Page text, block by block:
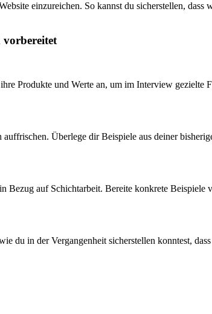
einzureichen. So kannst du sicherstellen,
vorbereitet
Produkte und Werte an, um im Interview gezielte
Überlege dir Beispiele aus deiner
auf Schichtarbeit. Bereite konkrete
du in der Vergangenheit sicherstellen konntest,